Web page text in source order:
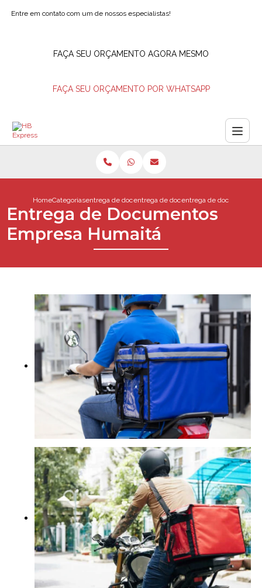
Entre em contato com um de nossos especialistas!
FAÇA SEU ORÇAMENTO AGORA MESMO
FAÇA SEU ORÇAMENTO POR WHATSAPP
HomeCategoriasentrega de documentosentrega de documentos 24 horas
entrega de documentos
Entrega de Documentos
Empresa Humaitá